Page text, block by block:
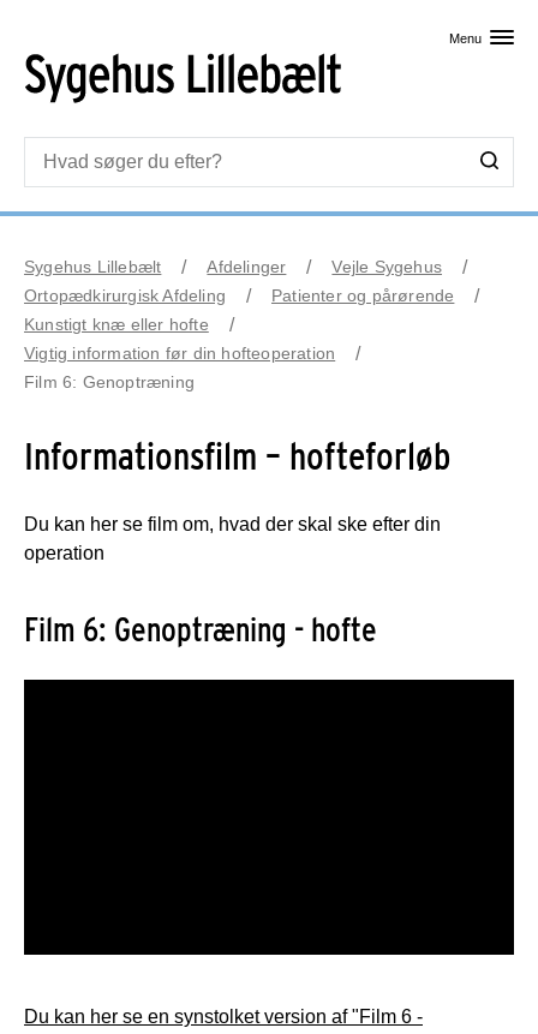
Menu
Sygehus Lillebælt Afdelinger
Vejle Sygehus
Ortopædkirurgisk Afdeling
Patienter og pårørende
Kunstigt knæ eller hofte
Vigtig information før din hofteoperation
Film 6: Genoptræning
Informationsfilm – hofteforløb
Du kan her se film om, hvad der skal ske efter din
operation
Film 6: Genoptræning - hofte
Du kan her se en synstolket version af "Film 6 -